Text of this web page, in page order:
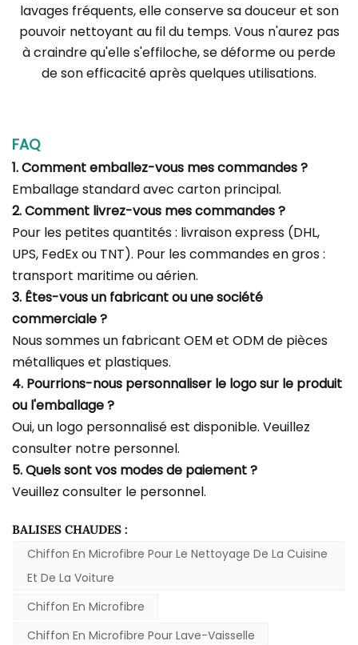
lavages fréquents, elle conserve sa douceur et son
pouvoir nettoyant au fil du temps. Vous n'aurez pas
à craindre qu'elle s'effiloche, se déforme ou perde
de son efficacité après quelques utilisations.
FAQ
1. Comment emballez-vous mes commandes ?
Emballage standard avec carton principal.
2. Comment livrez-vous mes commandes ?
Pour les petites quantités : livraison express (DHL,
UPS, FedEx ou TNT). Pour les commandes en gros :
transport maritime ou aérien.
3. Êtes-vous un fabricant ou une société
commerciale ?
Nous sommes un fabricant OEM et ODM de pièces
métalliques et plastiques.
4. Pourrions-nous personnaliser le logo sur le produit
ou l'emballage ?
Oui, un logo personnalisé est disponible. Veuillez
consulter notre personnel.
5. Quels sont vos modes de paiement ?
Veuillez consulter le personnel.
BALISES CHAUDES :
Chiffon En Microfibre Pour Le Nettoyage De La Cuisine
Et De La Voiture
Chiffon En Microfibre
Chiffon En Microfibre Pour Lave-Vaisselle